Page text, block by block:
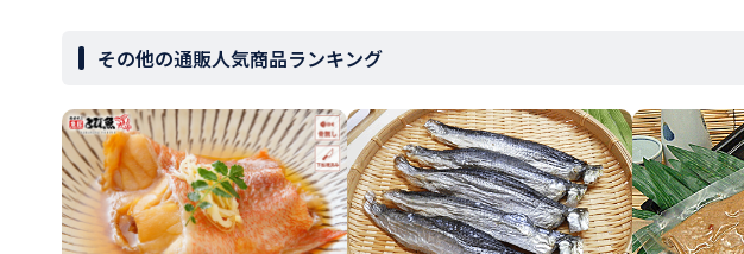
その他の通販人気商品ランキング